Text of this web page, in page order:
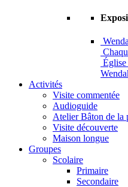
Activités
Visite commentée
Audioguide
Atelier Bâton de la
Visite découverte
Maison longue
Groupes
Scolaire
Primaire
Secondaire